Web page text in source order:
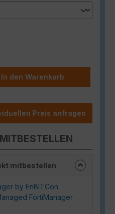
Gib den
In den Warenkorb
Preis anfragen
mitbestellen
by EnBITCon
FortiManager